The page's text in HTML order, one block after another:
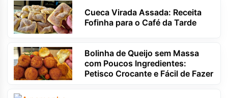
Cueca Virada Assada: Receita
Fofinha para o Café da Tarde
Bolinha de Queijo sem Massa
com Poucos Ingredientes:
Petisco Crocante e Fácil de Fazer